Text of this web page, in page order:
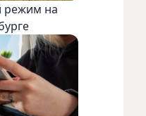
режим на